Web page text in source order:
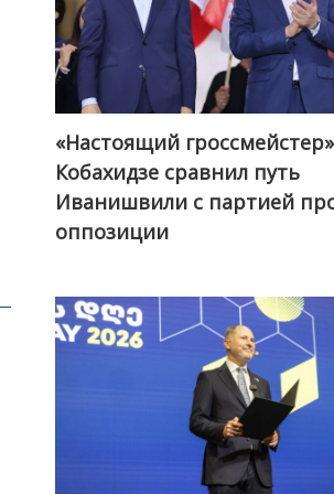
@ქართული ოცნება / Georgian Dream
«Настоящий
Кобахидзе сравнил путь
Иванишвили с партией
оппозиции